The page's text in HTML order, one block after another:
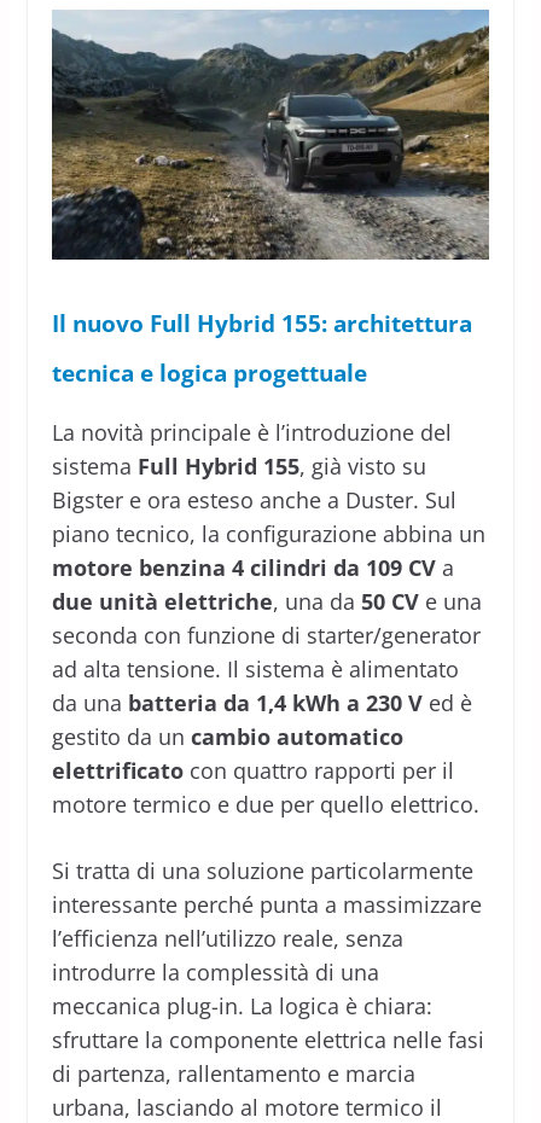
Il nuovo Full Hybrid 155: architettura
tecnica e logica progettuale
La novità principale è l’introduzione del
sistema Full Hybrid 155, già visto su
Bigster e ora esteso anche a Duster. Sul
piano tecnico, la configurazione abbina un
motore benzina 4 cilindri da 109 CVa
due unità elettriche, una da 50 CVe una
seconda con funzione di starter/generator
ad alta tensione. Il sistema è alimentato
da una batteria da 1,4 kWh a 230 Ved è
gestito da un cambio automatico
elettrificatocon quattro rapporti per il
motore termico e due per quello elettrico.
Si tratta di una soluzione particolarmente
interessante perché punta a massimizzare
l’efficienza nell’utilizzo reale, senza
introdurre la complessità di una
meccanica plug-in. La logica è chiara:
sfruttare la componente elettrica nelle fasi
di partenza, rallentamento e marcia
urbana, lasciando al motore termico il